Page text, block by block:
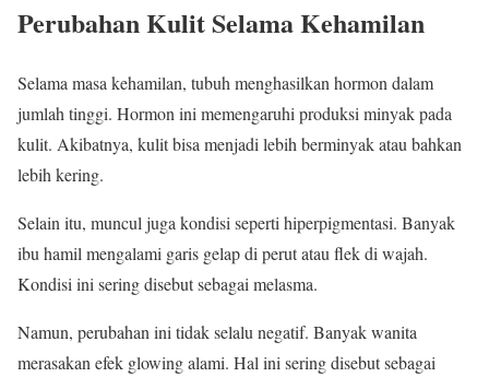
Perubahan Kulit Selama Kehamilan
Selama masa kehamilan, tubuh menghasilkan hormon dalam
jumlah tinggi. Hormon ini memengaruhi produksi minyak pada
kulit. Akibatnya, kulit bisa menjadi lebih berminyak atau bahkan
lebih kering.
Selain itu, muncul juga kondisi seperti hiperpigmentasi. Banyak
ibu hamil mengalami garis gelap di perut atau flek di wajah.
Kondisi ini sering disebut sebagai melasma.
Namun, perubahan ini tidak selalu negatif. Banyak wanita
merasakan efek glowing alami. Hal ini sering disebut sebagai